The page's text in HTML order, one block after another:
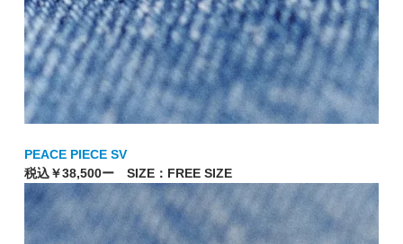
PEACE PIECE SV
税込￥38,500ー SIZE：FREE SIZE